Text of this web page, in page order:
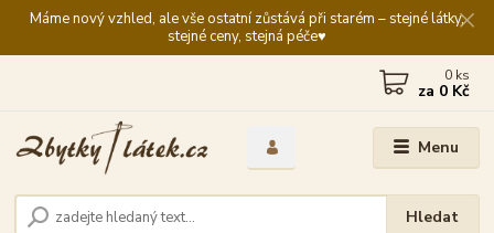
Máme nový vzhled, ale vše ostatní zůstává při starém – stejné látky,
stejné ceny, stejná péče♥️
Menu
Hledat
0 ks
za 0 Kč